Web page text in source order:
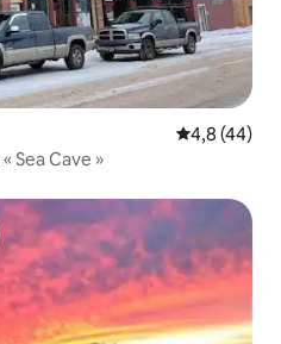
Évaluation
4,8 (44)
Sea Cave »